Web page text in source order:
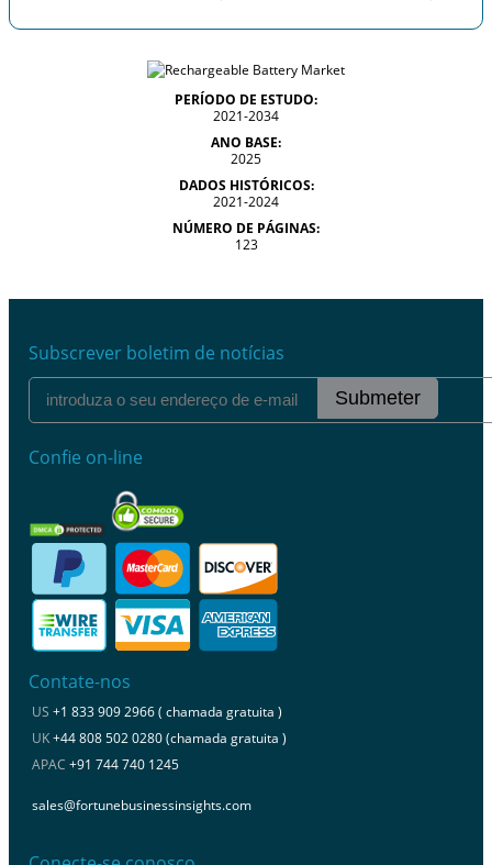
PERÍODO DE ESTUDO:
2021-2034
ANO BASE:
2025
DADOS HISTÓRICOS:
2021-2024
NÚMERO DE PÁGINAS:
123
Subscrever boletim de notícias
Submeter
Confie on-line
Contate-nos
US +1 833 909 2966 ( chamada gratuita )
UK+44 808 502 0280 (chamada gratuita )
APAC +91 744 740 1245
sales@fortunebusinessinsights.com